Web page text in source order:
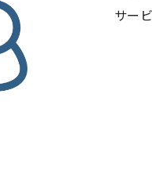
サー